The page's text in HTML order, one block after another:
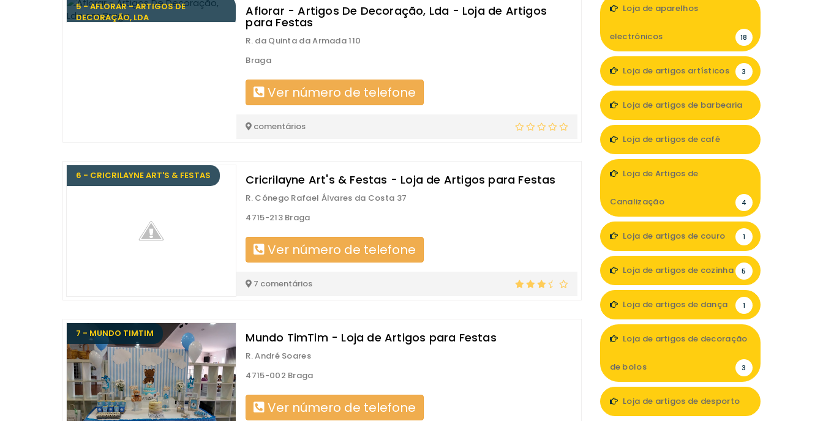
5 - AFLORAR - ARTIGOS DE
DECORAÇÃO, LDA
Aflorar - Artigos De Decoração, Lda - Loja de Artigos
para Festas
R. da Quinta da Armada 110
Braga
Ver número de telefone
comentários
6 - CRICRILAYNE ART'S & FESTAS Cricrilayne Art's & Festas - Loja de Artigos para Festas
R. Cónego Rafael Álvares da Costa 37
4715-213 Braga
Ver número de telefone
7 comentários
7 - MUNDO TIMTIM Mundo TimTim - Loja de Artigos para Festas
R. André Soares
4715-002 Braga
Ver número de telefone
Loja de aparelhos
electrónicos 18
Loja de artigos artísticos 3
Loja de artigos de barbearia
Loja de artigos de café
Loja de Artigos de
Canalização 4
Loja de artigos de couro 1
Loja de artigos de cozinha 5
Loja de artigos de dança 1
Loja de artigos de decoração
de bolos 3
Loja de artigos de desporto